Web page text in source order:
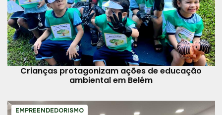
Crianças protagonizam ações de educação
ambiental em Belém
EMPREENDEDORISMO